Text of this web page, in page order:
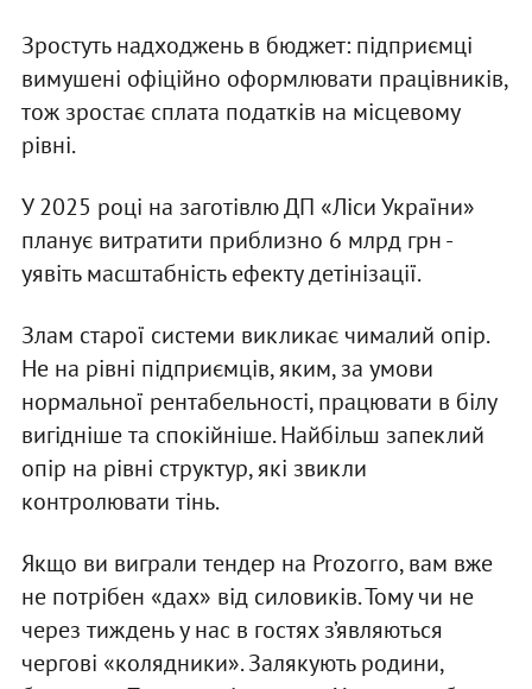
Зростуть надходжень в бюджет: підприємці
вимушені офіційно оформлювати працівників,
тож зростає сплата податків на місцевому
рівні.
У 2025 році на заготівлю ДП «Ліси України»
планує витратити приблизно 6 млрд грн -
уявіть масштабність ефекту детінізації.
Злам старої системи викликає чималий опір.
Не на рівні підприємців, яким, за умови
нормальної рентабельності, працювати в білу
вигідніше та спокійніше. Найбільш запеклий
опір на рівні структур, які звикли
контролювати тінь.
Якщо ви виграли тендер на Prozorro, вам вже
не потрібен «дах» від силовиків. Тому чи не
через тиждень у нас в гостях з’являються
чергові «колядники». Залякують родини,